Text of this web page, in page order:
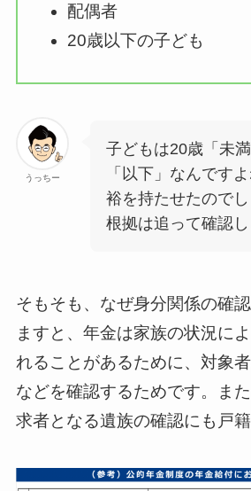
配偶者
20歳以下の子ども
うっちー
子どもは20歳「未
「以下」なんです
裕を持たせたのでし
根拠は追って確認し
そもそも、なぜ身分関係の確
ますと、年金は家族の状況に
れることがあるために、対象
などを確認するためです。ま
求者となる遺族の確認にも戸籍